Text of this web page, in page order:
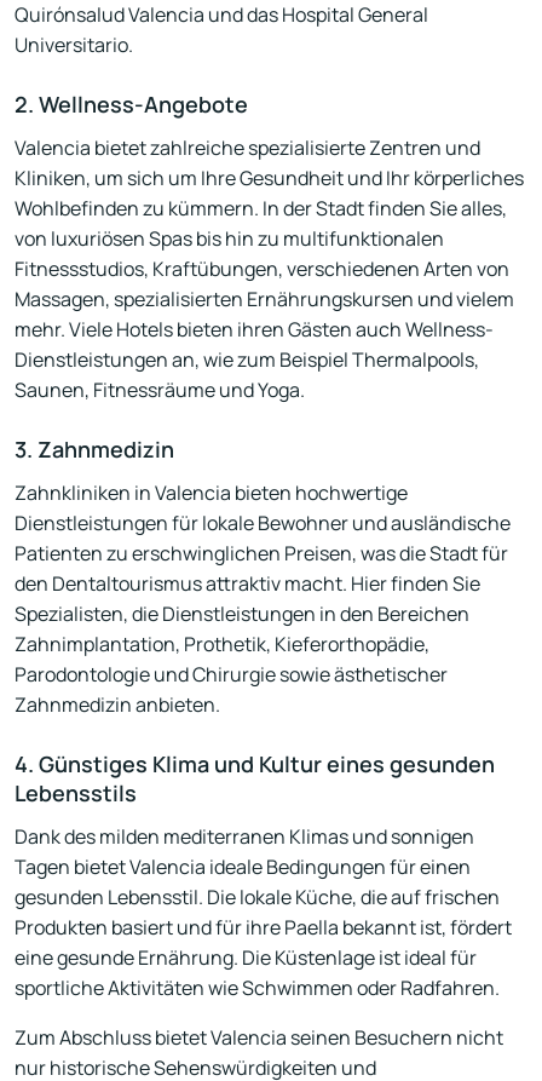
Quirónsalud Valencia und das Hospital General
Universitario.
2. Wellness-Angebote
Valencia bietet zahlreiche spezialisierte Zentren und
Kliniken, um sich um Ihre Gesundheit und Ihr körperliches
Wohlbefinden zu kümmern. In der Stadt finden Sie alles,
von luxuriösen Spas bis hin zu multifunktionalen
Fitnessstudios, Kraftübungen, verschiedenen Arten von
Massagen, spezialisierten Ernährungskursen und vielem
mehr. Viele Hotels bieten ihren Gästen auch Wellness-
Dienstleistungen an, wie zum Beispiel Thermalpools,
Saunen, Fitnessräume und Yoga.
3. Zahnmedizin
Zahnkliniken in Valencia bieten hochwertige
Dienstleistungen für lokale Bewohner und ausländische
Patienten zu erschwinglichen Preisen, was die Stadt für
den Dentaltourismus attraktiv macht. Hier finden Sie
Spezialisten, die Dienstleistungen in den Bereichen
Zahnimplantation, Prothetik, Kieferorthopädie,
Parodontologie und Chirurgie sowie ästhetischer
Zahnmedizin anbieten.
4. Günstiges Klima und Kultur eines gesunden
Lebensstils
Dank des milden mediterranen Klimas und sonnigen
Tagen bietet Valencia ideale Bedingungen für einen
gesunden Lebensstil. Die lokale Küche, die auf frischen
Produkten basiert und für ihre Paella bekannt ist, fördert
eine gesunde Ernährung. Die Küstenlage ist ideal für
sportliche Aktivitäten wie Schwimmen oder Radfahren.
Zum Abschluss bietet Valencia seinen Besuchern nicht
nur historische Sehenswürdigkeiten und